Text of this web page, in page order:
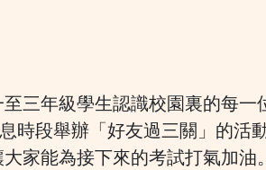
三年級學生認識校園裏的每一
時段舉辦「好友過三關」的活
家能為接下來的考試打氣加油